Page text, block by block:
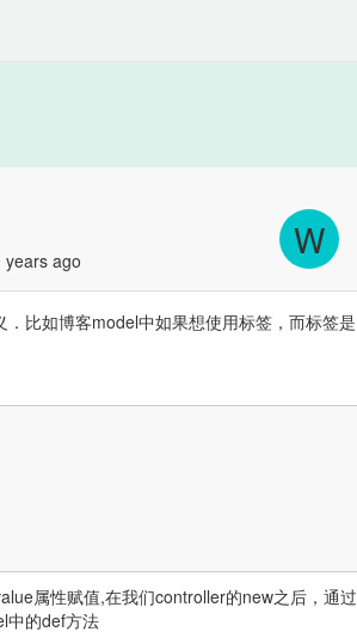
ago W
比如博客model中如果想使用标签，而标签是
属性赋值,在我们controller的new之后，通过
中的def方法